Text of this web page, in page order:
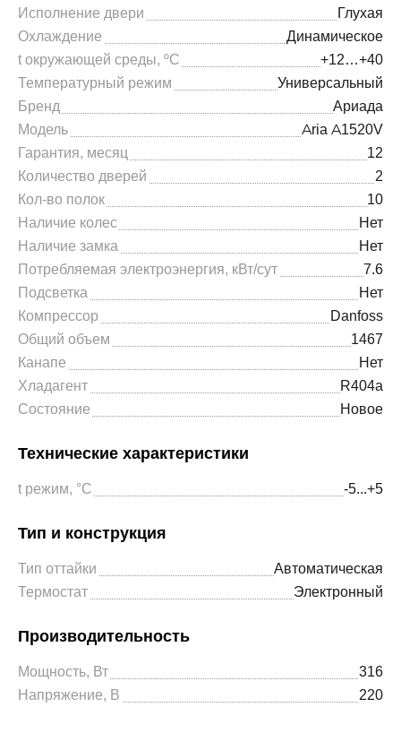
Исполнение двери
Глухая
Охлаждение
Динамическое
t окружающей среды, ºС
+12…+40
Температурный режим
Универсальный
Бренд
Ариада
Модель
Aria A1520V
Гарантия, месяц
12
Количество дверей
2
Кол-во полок
10
Наличие колес
Нет
Наличие замка
Нет
Потребляемая электроэнергия, кВт/сут
7.6
Подсветка
Нет
Компрессор
Danfoss
Общий объем
1467
Канапе
Нет
Хладагент
R404a
Состояние
Новое
Технические характеристики
t режим, °С -5...+5
Тип и конструкция
Тип оттайки
Автоматическая
Термостат
Электронный
Производительность
Мощность, Вт
316
Напряжение, В
220